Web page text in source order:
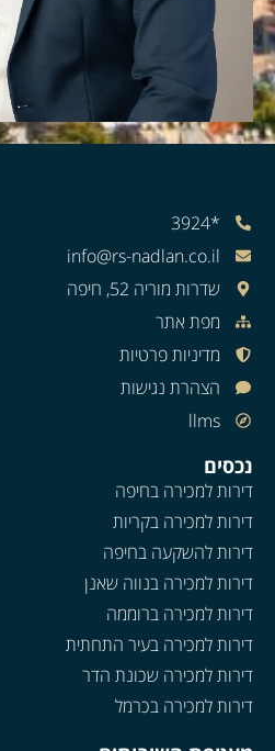
*3924
info@rs-nadlan.co.il
שדרות מוריה 52, חיפה
מפת אתר
מדיניות פרטיות
הצהרת נגישות
llms
נכסים
דירות למכירה בחיפה
דירות למכירה בקריות
דירות להשקעה בחיפה
דירות למכירה בנווה שאנן
דירות למכירה ברוממה
דירות למכירה בעיר התחתית
דירות למכירה שכונת הדר
דירות למכירה בכרמל